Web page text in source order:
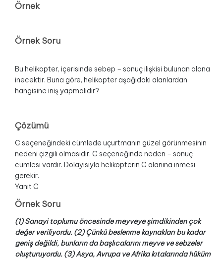
Örnek
Örnek Soru
Bu helikopter, içerisinde sebep – sonuç ilişkisi bulunan alana
inecektir. Buna göre, helikopter aşağıdaki alanlardan
hangisine iniş yapmalıdır?
Çözümü
C seçeneğindeki cümlede uçurtmanın güzel görünmesinin
nedeni çizgili olmasıdır. C seçeneğinde neden – sonuç
cümlesi vardır. Dolayısıyla helikopterin C alanına inmesi
gerekir.
Yanıt C
Örnek Soru
(1) Sanayi toplumu öncesinde meyveye şimdikinden çok
değer veriliyordu. (2) Çünkü beslenme kaynakları bu kadar
geniş değildi, bunların da başlıcalarını meyve ve sebzeler
oluşturuyordu. (3) Asya, Avrupa ve Afrika kıtalarında hüküm